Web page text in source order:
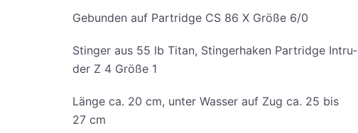
Gebun­den auf Par­tridge CS 86 X Grö­ße 6/0
Stin­ger aus 55 lb Titan, Stin­ger­ha­ken Par­tridge Intru­
der Z 4 Grö­ße 1
Län­ge ca. 20 cm, unter Was­ser auf Zug ca. 25 bis
27 cm